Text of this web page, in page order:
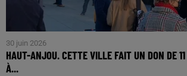
30 juin 2026
HAUT-ANJOU. CETTE VILLE FAIT UN DON DE
À...